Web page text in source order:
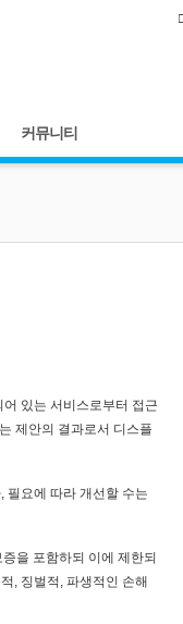
커뮤니티
있는 서비스로부터 접근
제안의 결과로서 디스플
필요에 따라 개선할 수는
을 포함하되 이에 제한되
, 징벌적, 파생적인 손해